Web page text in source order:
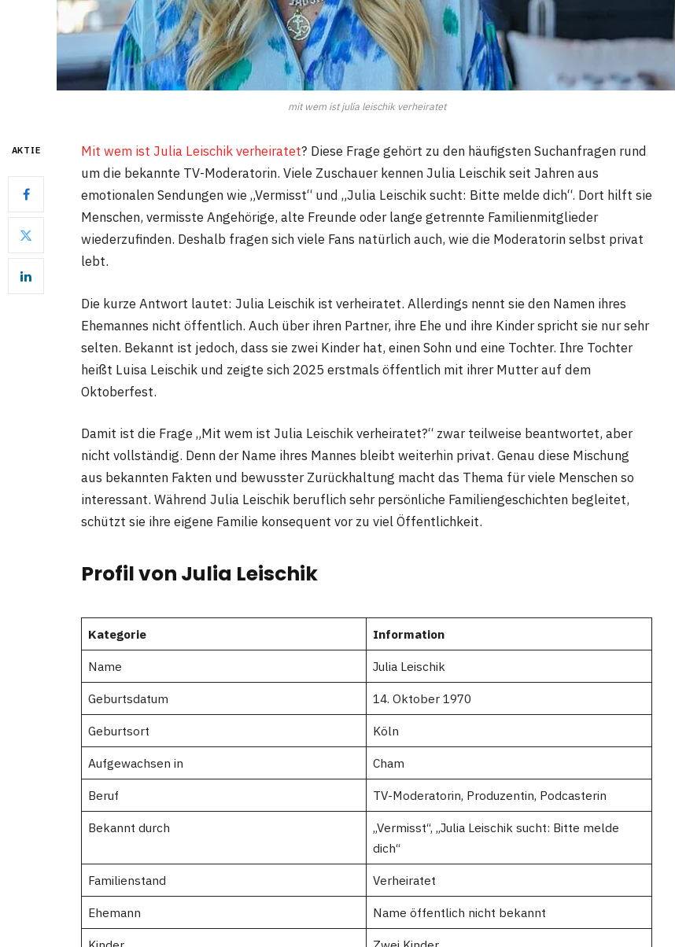
mit wem ist julia leischik verheiratet
AKTIE Mit wem ist Julia Leischik verheiratet? Diese Frage gehört zu den häufigsten Suchanfragen rund
um die bekannte TV-Moderatorin. Viele Zuschauer kennen Julia Leischik seit Jahren aus
emotionalen Sendungen wie „Vermisst“ und „Julia Leischik sucht: Bitte melde dich“. Dort hilft sie
Menschen, vermisste Angehörige, alte Freunde oder lange getrennte Familienmitglieder
wiederzufinden. Deshalb fragen sich viele Fans natürlich auch, wie die Moderatorin selbst privat
lebt.
Die kurze Antwort lautet: Julia Leischik ist verheiratet. Allerdings nennt sie den Namen ihres
Ehemannes nicht öffentlich. Auch über ihren Partner, ihre Ehe und ihre Kinder spricht sie nur sehr
selten. Bekannt ist jedoch, dass sie zwei Kinder hat, einen Sohn und eine Tochter. Ihre Tochter
heißt Luisa Leischik und zeigte sich 2025 erstmals öffentlich mit ihrer Mutter auf dem
Oktoberfest.
Damit ist die Frage „Mit wem ist Julia Leischik verheiratet?“ zwar teilweise beantwortet, aber
nicht vollständig. Denn der Name ihres Mannes bleibt weiterhin privat. Genau diese Mischung
aus bekannten Fakten und bewusster Zurückhaltung macht das Thema für viele Menschen so
interessant. Während Julia Leischik beruflich sehr persönliche Familiengeschichten begleitet,
schützt sie ihre eigene Familie konsequent vor zu viel Öffentlichkeit.
Profil von Julia Leischik
Kategorie Information
Name Julia Leischik
Geburtsdatum 14. Oktober 1970
Geburtsort Köln
Aufgewachsen in Cham
Beruf TV-Moderatorin, Produzentin, Podcasterin
Bekannt durch
„Vermisst“, „Julia Leischik sucht: Bitte melde
dich“
Familienstand Verheiratet
Ehemann Name öffentlich nicht bekannt